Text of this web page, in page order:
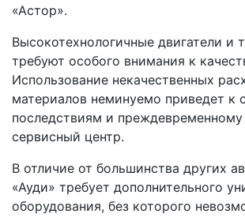
«Астор».
Высокотехнологичные двигатели и
требуют особого внимания к
Использование некачественных
материалов неминуемо приведет к
последствиям и преждевременному
сервисный центр.
В отличие от большинства других
«Ауди» требует дополнительного
оборудования, без которого